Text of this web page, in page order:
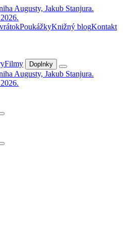
PoukážkyKnižný blogKontakt
Filmy Doplnky